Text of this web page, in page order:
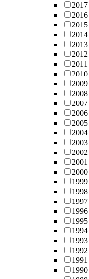
2017
2016
2015
2014
2013
2012
2011
2010
2009
2008
2007
2006
2005
2004
2003
2002
2001
2000
1999
1998
1997
1996
1995
1994
1993
1992
1991
1990